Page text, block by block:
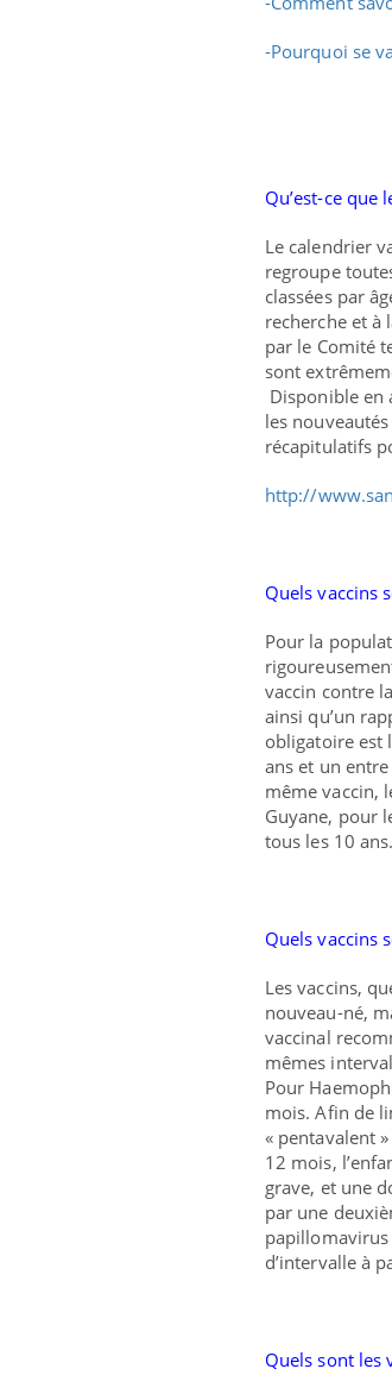
-Pourquoi se
Qu’est-ce que
Le calendrier
regroupe
classées par
recherche et à
par le Comité
sont
Disponible en
les
récapitulatifs
http://
Quels vaccins
Pour la
vaccin contre
ainsi qu’un
obligatoire est
ans et un
même vaccin,
Guyane, pour
tous les 10 ans.
Quels vaccins
Les vaccins,
nouveau-né,
vaccinal
mêmes
Pour
mois. Afin de
« pentavalent
12 mois,
grave, et une
par une
papillomavirus
d’intervalle à
Quels sont les